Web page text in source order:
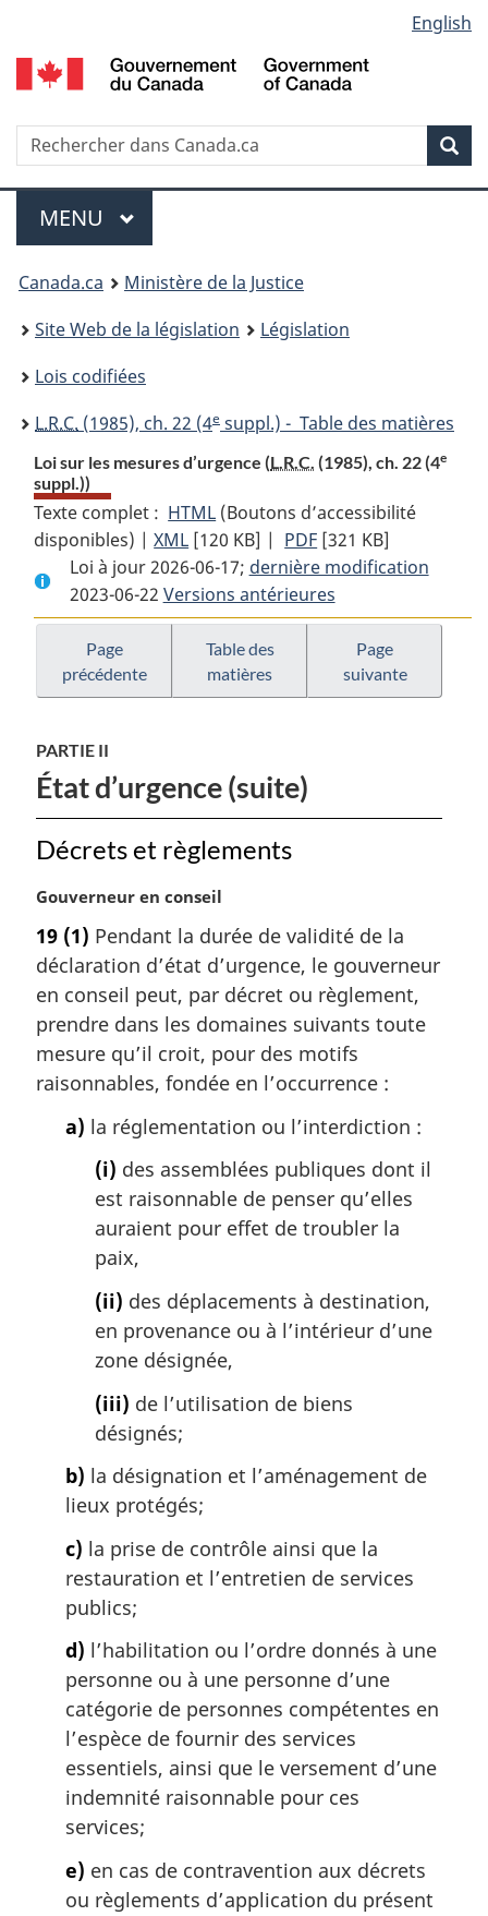
au
contenu
propos
de
la
HTML
simplifiée
selection
English
Recherche
Menu
MENU PRINCIPAL
You
are
here:
Canada.ca
Ministère de la Justice
Site Web de la législation
Législation
Lois codifiées
L.R.C. (1985), ch. 22 (4e suppl.) - Table des matières
Loi sur les mesures d’urgence (L.R.C. (1985), ch. 22 (4e
suppl.))
Texte complet : HTML Texte
complet
:
Loi
sur
les
mesures
d’urgence
(Boutons d’accessibilité
disponibles) |XML Texte
complet
:
Loi
sur
les
mesures
[120 KB] | PDF Texte
complet
:
Loi
mesures
[321 KB]
Loi à jour 2026-06-17; dernière modification
2023-06-22 Versions antérieures
Page
précédente
Table des
matières
Page
suivante
PARTIE II
État d’urgence (suite)
Décrets et règlements
N
t
e
m
a
r
g
i
Gouverneur en conseil
19 (1) Pendant la durée de validité de la
déclaration d’état d’urgence, le gouverneur
en conseil peut, par décret ou règlement,
prendre dans les domaines suivants toute
mesure qu’il croit, pour des motifs
raisonnables, fondée en l’occurrence :
a) la réglementation ou l’interdiction :
(i) des assemblées publiques dont il
est raisonnable de penser qu’elles
auraient pour effet de troubler la
paix,
(ii) des déplacements à destination,
en provenance ou à l’intérieur d’une
zone désignée,
(iii) de l’utilisation de biens
désignés;
b) la désignation et l’aménagement de
lieux protégés;
c) la prise de contrôle ainsi que la
restauration et l’entretien de services
publics;
d) l’habilitation ou l’ordre donnés à une
personne ou à une personne d’une
catégorie de personnes compétentes en
l’espèce de fournir des services
essentiels, ainsi que le versement d’une
indemnité raisonnable pour ces
services;
e) en cas de contravention aux décrets
ou règlements d’application du présent